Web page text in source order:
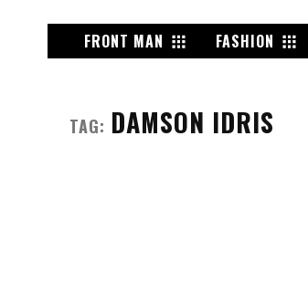
FRONT MAN FASHION
TAG: DAMSON IDRIS